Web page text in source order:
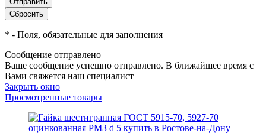
* - Поля, обязательные для заполнения
Сообщение отправлено
Ваше сообщение успешно отправлено. В ближайшее время с
Вами свяжется наш специалист
Закрыть окно
Просмотренные товары